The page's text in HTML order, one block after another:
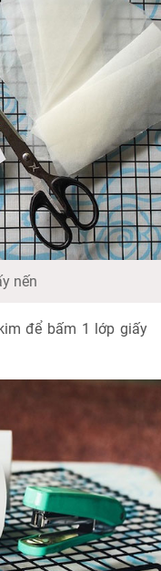
nến
để bấm 1 lớp giấy